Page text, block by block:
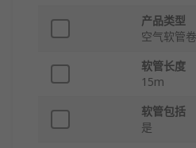
产品类型
空气软管
软管长度
15m
软管包括
是